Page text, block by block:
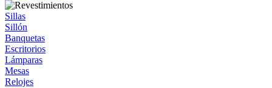
Sillas
Sillón
Banquetas
Escritorios
Lámparas
Mesas
Relojes